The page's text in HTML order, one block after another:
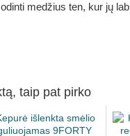
medžius ten, kur jų
taip pat pirko